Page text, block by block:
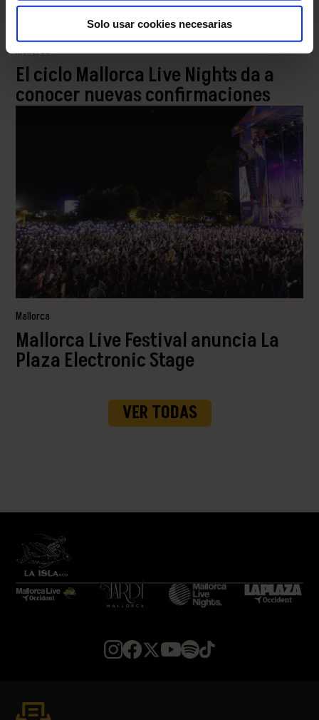
Solo usar cookies necesarias
Mallorca
El ciclo Mallorca Live Nights da a
conocer nuevas confirmaciones
Mallorca
Mallorca Live Festival anuncia La
Plaza Electronic Stage
VER TODAS